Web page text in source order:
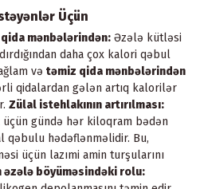
Üçün
mənbələrindən: Əzələ kütləsi
daha çox kalori qəbul
və təmiz qida mənbələrindən
qidalardan gələn artıq kalorilər
Zülal istehlakının artırılması:
gündə hər kiloqram bədən
qəbulu hədəflənməlidir. Bu,
üçün lazımi amin turşularını
əzələ böyüməsindəki rolu: